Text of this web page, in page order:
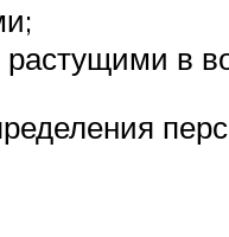
в